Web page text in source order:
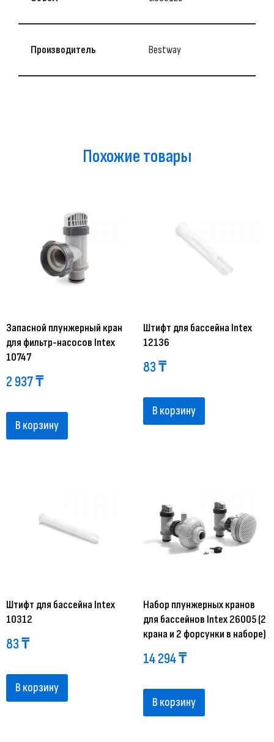
Производитель Bestway
Похожие товары
Запасной плунжерный кран
для фильтр-насосов Intex
10747
2 937₸
В корзину
Штифт для бассейна Intex
12136
83₸
В корзину
Штифт для бассейна Intex
10312
83₸
В корзину
Набор плунжерных кранов
для бассейнов Intex 26005 (2
крана и 2 форсунки в наборе)
14 294₸
В корзину